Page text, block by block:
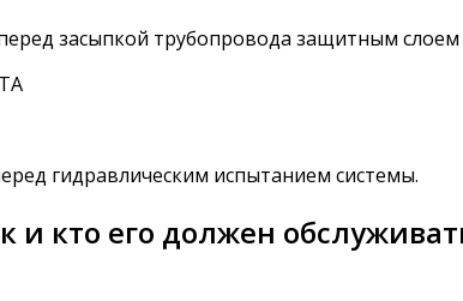
засыпкой трубопровода защитным слоем
гидравлическим испытанием системы.
кто его должен